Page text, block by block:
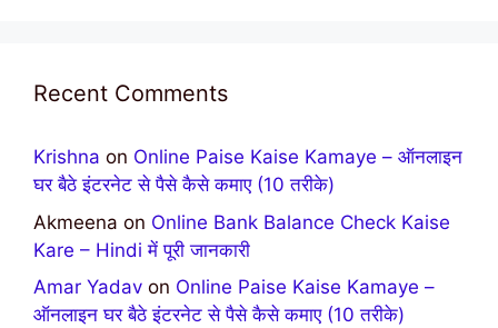
Recent Comments
Krishna on Online Paise Kaise Kamaye – ऑनलाइन
घर बैठे इंटरनेट से पैसे कैसे कमाए (10 तरीके)
Akmeena on Online Bank Balance Check Kaise
Kare – Hindi में पूरी जानकारी
Amar Yadav on Online Paise Kaise Kamaye –
ऑनलाइन घर बैठे इंटरनेट से पैसे कैसे कमाए (10 तरीके)